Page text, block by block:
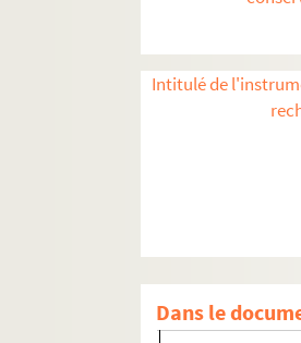
Intitulé de
Dans le
La Boule noire
Chapiteau
Chez
Cour du Maroc
Le Divan du
Dix-Huit